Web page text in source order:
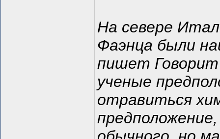
На севере
Фаэнца были
пишет Говорит
ученые
отравиться